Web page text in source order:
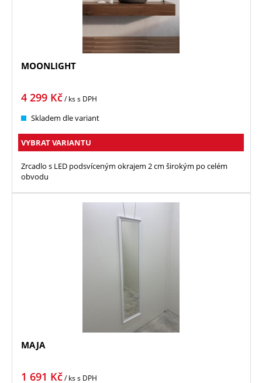
MOONLIGHT
4 299 Kč/ kss DPH
Skladem dle variant
VYBRAT VARIANTU
Zrcadlo s LED podsvíceným okrajem 2 cm širokým po celém
obvodu
MAJA
1 691 Kč/ kss DPH